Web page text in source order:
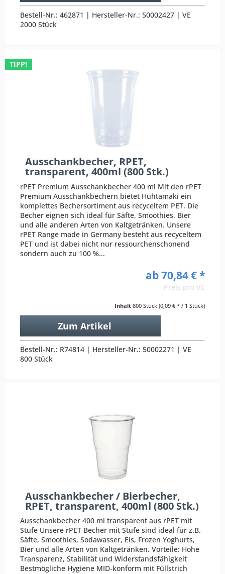
Bestell-Nr.: 462871 | Hersteller-Nr.: 50002427 | VE
2000 Stück
TIPP!
Ausschankbecher, RPET,
transparent, 400ml (800 Stk.)
rPET Premium Ausschankbecher 400 ml Mit den rPET
Premium Ausschankbechern bietet Huhtamaki ein
komplettes Bechersortiment aus recyceltem PET. Die
Becher eignen sich ideal für Säfte, Smoothies, Bier
und alle anderen Arten von Kaltgetränken. Unsere
rPET Range made in Germany besteht aus recyceltem
PET und ist dabei nicht nur ressourchenschonend
sondern auch zu 100 %...
ab 70,84 € *
Preis pro VE
Inhalt 800 Stück (0,09 € * / 1 Stück)
Zum Artikel
Bestell-Nr.: R74814 | Hersteller-Nr.: 50002271 | VE
800 Stück
Ausschankbecher / Bierbecher,
RPET, transparent, 400ml (800 Stk.)
Ausschankbecher 400 ml transparent aus rPET mit
Stufe Unsere rPET Becher mit Stufe sind ideal für z.B.
Säfte, Smoothies, Sodawasser, Eis, Frozen Yoghurts,
Bier und alle Arten von Kaltgetränken. Vorteile: Hohe
Transparenz, Stabilität und Widerstandsfähigkeit
Bestmögliche Hygiene MID-konform mit Füllstrich